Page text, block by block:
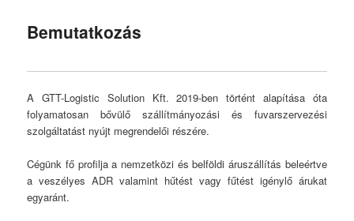
Bemutatkozás
A GTT-Logistic Solution Kft. 2019-ben történt alapítása óta
folyamatosan bővülő szállítmányozási és fuvarszervezési
szolgáltatást nyújt megrendelői részére.
Cégünk fő profilja a nemzetközi és belföldi áruszállítás beleértve
a veszélyes ADR valamint hűtést vagy fűtést igénylő árukat
egyaránt.